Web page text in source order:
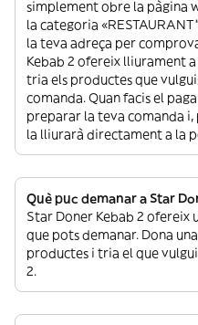
simplement obre la pàgina
la categoria
la teva adreça per
Kebab 2 ofereix lliurament
tria els productes que
comanda. Quan facis el
preparar la teva comanda
la lliurarà directament a la
Què puc demanar a Star
Star Doner Kebab 2
que pots demanar. Dona
productes i tria el que
2.